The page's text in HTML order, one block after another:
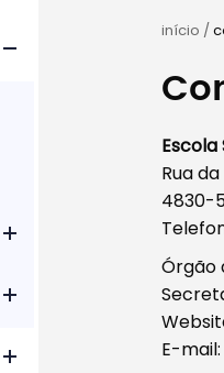
início /
Escola
Rua
4830-
Órgão
E-mail: